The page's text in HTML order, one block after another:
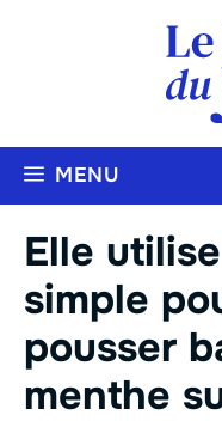
MENU
Elle
simple
pousser
menthe